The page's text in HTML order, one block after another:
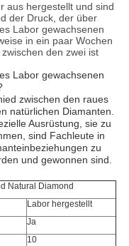
aus hergestellt und sind
der Druck, der über
Labor gewachsenen
in ein paar Wochen
den zwei ist
Labor gewachsenen
zwischen den raues
natürlichen Diamanten.
Ausrüstung, sie zu
sind Fachleute in
zu
und gewonnen sind.
Natural Diamond
Labor hergestellt
Ja
10